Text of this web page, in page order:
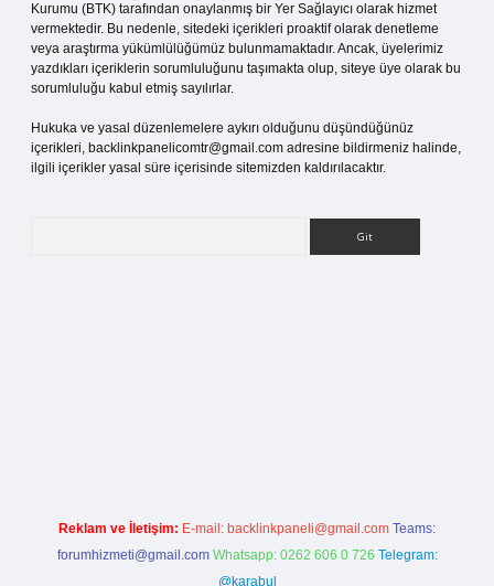
Kurumu (BTK) tarafından onaylanmış bir Yer Sağlayıcı olarak hizmet
vermektedir. Bu nedenle, sitedeki içerikleri proaktif olarak denetleme
veya araştırma yükümlülüğümüz bulunmamaktadır. Ancak, üyelerimiz
yazdıkları içeriklerin sorumluluğunu taşımakta olup, siteye üye olarak bu
sorumluluğu kabul etmiş sayılırlar.
Hukuka ve yasal düzenlemelere aykırı olduğunu düşündüğünüz
içerikleri, backlinkpanelicomtr@gmail.com adresine bildirmeniz halinde,
ilgili içerikler yasal süre içerisinde sitemizden kaldırılacaktır.
Reklam ve İletişim: E-mail: backlinkpaneli@gmail.com Teams:
forumhizmeti@gmail.com Whatsapp: 0262 606 0 726 Telegram:
@karabul